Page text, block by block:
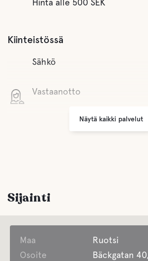
Hinta alle 500 SEK
Kiinteistössä
Sähkö
Vastaanotto
Pesula
Näytä kaikki palvelut
Sijainti
Maa
Ruotsi
Osoite
Bäckgatan